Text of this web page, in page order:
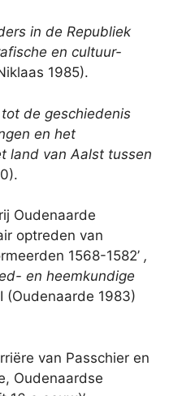
in de Republiek
en cultuur-
1985).
de geschiedenis
en het
land van Aalst tussen
Oudenaarde
optreden van
1568-1582’ ,
en heemkundige
(Oudenaarde 1983)
van Passchier en
Oudenaardse